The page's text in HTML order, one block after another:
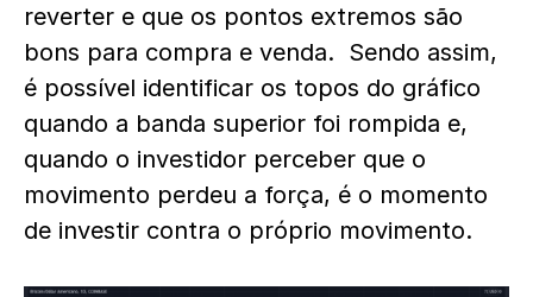
reverter e que os pontos extremos são
bons para compra e venda. Sendo assim,
é possível identificar os topos do gráfico
quando a banda superior foi rompida e,
quando o investidor perceber que o
movimento perdeu a força, é o momento
de investir contra o próprio movimento.